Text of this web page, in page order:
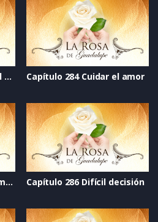
Capítulo 283 Los ricos del corazón Capítulo 284 Cuidar el amor
Capítulo 285 Sólo un desmayo (Choking game) Capítulo 286 Difícil decisión